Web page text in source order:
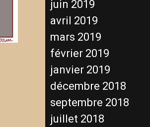
juin 2019
avril 2019
mars 2019
février 2019
janvier 2019
décembre 2018
septembre 2018
juillet 2018